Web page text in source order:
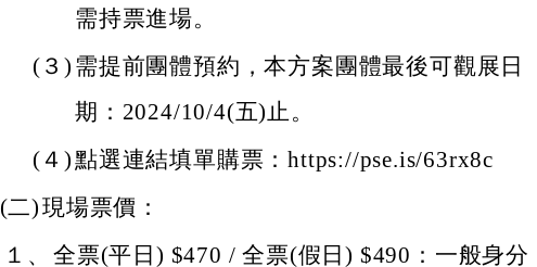
需持票進場。
(３) 需提前團體預約，本方案團體最後可觀展日
期：2024/10/4(五)止。
(４)點選連結填單購票：https://pse.is/63rx8c
(二)現場票價：
１、 全票(平日) $470 / 全票(假日) $490：一般身分